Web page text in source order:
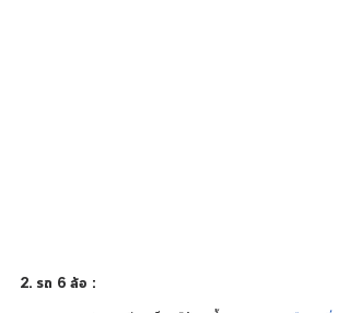
2. รถ 6 ล้อ :